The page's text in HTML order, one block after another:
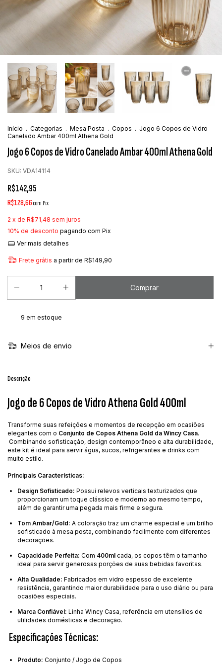
Início . Categorias . Mesa Posta . Copos . Jogo 6 Copos de Vidro
Canelado Ambar 400ml Athena Gold
Jogo 6 Copos de Vidro Canelado Ambar 400ml Athena Gold
SKU: VDA14114
R$142,95
R$128,66com Pix
2 x de R$71,48 sem juros
10% de desconto pagando com Pix
Ver mais detalhes
Frete grátis a partir de R$149,90
9 em estoque
Meios de envio
Descrição
Jogo de 6 Copos de Vidro Athena Gold 400ml
Transforme suas refeições e momentos de recepção em ocasiões
elegantes com o Conjunto de Copos Athena Gold da Wincy Casa.
Combinando sofisticação, design contemporâneo e alta durabilidade,
este kit é ideal para servir água, sucos, refrigerantes e drinks com
muito estilo.
Principais Características:
Design Sofisticado: Possui relevos verticais texturizados que
proporcionam um toque clássico e moderno ao mesmo tempo,
além de garantir uma pegada mais firme e segura.
Tom Ambar/Gold: A coloração traz um charme especial e um brilho
sofisticado à mesa posta, combinando facilmente com diferentes
decorações.
Capacidade Perfeita: Com 400ml cada, os copos têm o tamanho
ideal para servir generosas porções de suas bebidas favoritas.
Alta Qualidade: Fabricados em vidro espesso de excelente
resistência, garantindo maior durabilidade para o uso diário ou para
ocasiões especiais.
Marca Confiável: Linha Wincy Casa, referência em utensílios de
utilidades domésticas e decoração.
Especificações Técnicas:
Produto: Conjunto / Jogo de Copos